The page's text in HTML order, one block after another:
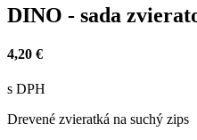
DINO - sada
4,20 €
s DPH
Drevené zvieratká na suchý zips